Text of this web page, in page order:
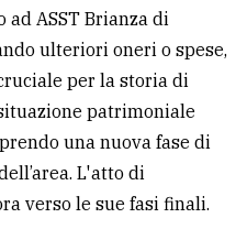
ad ASST Brianza di
ulteriori oneri o spese,
per la storia di
patrimoniale
una nuova fase di
L'atto di
verso le sue fasi finali.